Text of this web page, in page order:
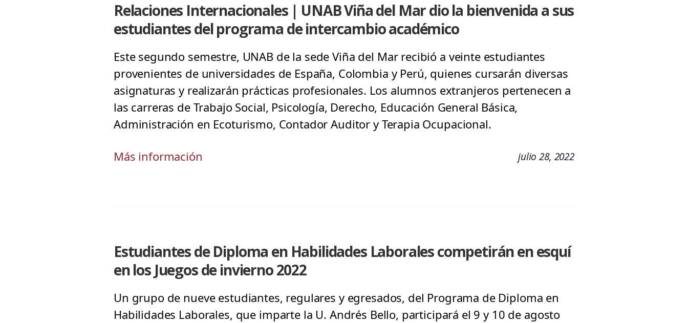
Relaciones Internacionales | UNAB Viña del Mar dio la bienvenida a sus
estudiantes del programa de intercambio académico
Este segundo semestre, UNAB de la sede Viña del Mar recibió a veinte estudiantes
provenientes de universidades de España, Colombia y Perú, quienes cursarán diversas
asignaturas y realizarán prácticas profesionales. Los alumnos extranjeros pertenecen a
las carreras de Trabajo Social, Psicología, Derecho, Educación General Básica,
Administración en Ecoturismo, Contador Auditor y Terapia Ocupacional.
Más información julio 28, 2022
Estudiantes de Diploma en Habilidades Laborales competirán en esquí
en los Juegos de invierno 2022
Un grupo de nueve estudiantes, regulares y egresados, del Programa de Diploma en
Habilidades Laborales, que imparte la U. Andrés Bello, participará el 9 y 10 de agosto